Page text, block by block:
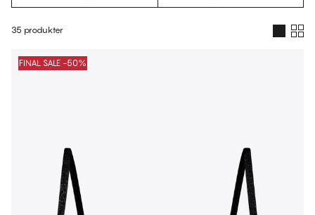
35 produkter
Produkter
FINAL SALE -50%